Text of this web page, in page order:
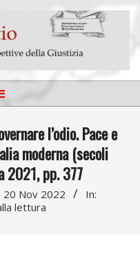
l’odio. Pace e
moderna (secoli
2021, pp. 377
20 Nov 2022
In:
lettura